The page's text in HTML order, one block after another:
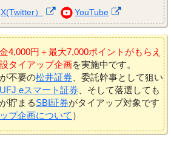
X(Twitter） YouTube
4,000円＋最大7,000ポイントがもらえ
タイアップ企画を実施中です。
不要の松井証券 、委託幹事として狙い
eスマート証券 、そして落選しても
貯まるSBI証券がタイアップ対象です
プ企画について ）